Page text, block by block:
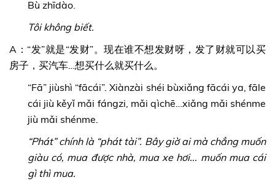
Bù zhīdào.
Tôi không biết.
A：“发”就是“发财”。现在谁不想发财呀，发了财就可以买
房子，买汽车…想买什么就买什么。
“Fā” jiùshì “fācái”. Xiànzài shéi bùxiǎng fācái ya, fāle
cái jiù kěyǐ mǎi fángzi, mǎi qìchē…xiǎng mǎi shénme
jiù mǎi shénme.
“Phát” chính là “phát tài”. Bây giờ ai mà chẳng muốn
giàu có, mua được nhà, mua xe hơi... muốn mua cái
gì thì mua.